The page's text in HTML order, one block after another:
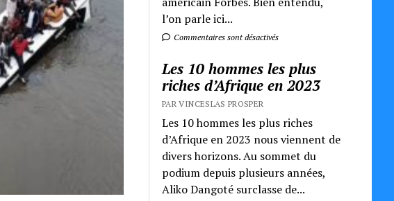
l’on parle ici...
Commentaires sont désactivés
Les 10 hommes les plus
riches d’Afrique en 2023
PAR VINCESLAS PROSPER
Les 10 hommes les plus riches
d’Afrique en 2023 nous viennent de
divers horizons. Au sommet du
podium depuis plusieurs années,
Aliko Dangoté surclasse de...